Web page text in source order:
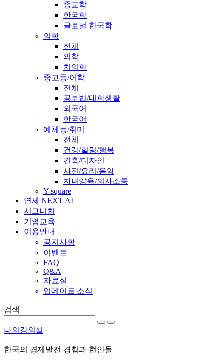
종교학
한국학
글로벌 한국학
의학
전체
의학
치의학
중고등/어학
전체
공부법/대학생활
외국어
한국어
예체능/취미
전체
건강/힐링/행복
건축/디자인
사진/요리/음악
자녀양육/의사소통
Y-square
연세 NEXT AI
시그니처
기업교육
이용안내
공지사항
이벤트
FAQ
Q&A
자료실
업데이트 소식
검색
나의강의실
한국의 경제발전 경험과 현안들